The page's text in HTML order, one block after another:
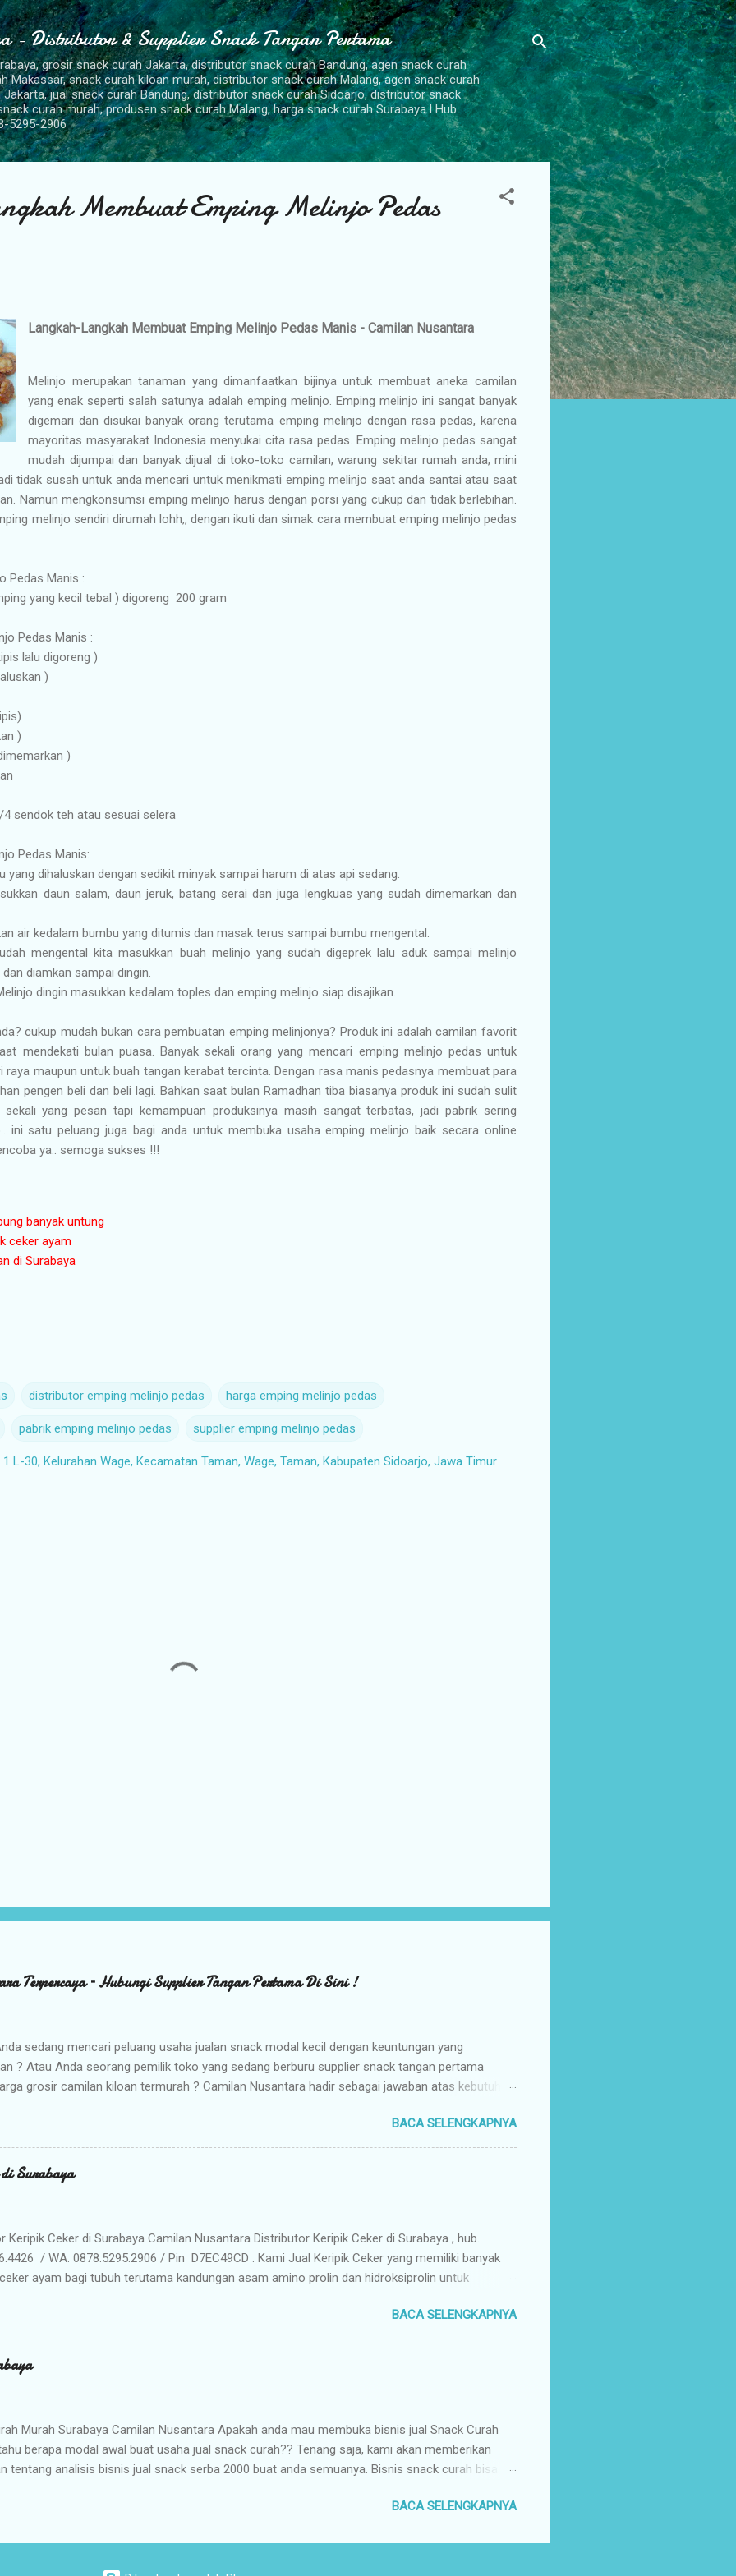
Langsung ke konten utama
- Distributor & Supplier Snack Tangan Pertama
grosir snack curah Jakarta, distributor snack curah Bandung, agen snack curah
Makassar, snack curah kiloan murah, distributor snack curah Malang, agen snack curah
Jakarta, jual snack curah Bandung, distributor snack curah Sidoarjo, distributor snack
curah murah, produsen snack curah Malang, harga snack curah Surabaya l Hub.
5295-2906
Membuat Emping Melinjo Pedas
Langkah-Langkah Membuat Emping Melinjo Pedas Manis - Camilan Nusantara
Melinjo merupakan tanaman yang dimanfaatkan bijinya untuk membuat aneka camilan
yang enak seperti salah satunya adalah emping melinjo. Emping melinjo ini sangat banyak
digemari dan disukai banyak orang terutama emping melinjo dengan rasa pedas, karena
mayoritas masyarakat Indonesia menyukai cita rasa pedas. Emping melinjo pedas sangat
mudah dijumpai dan banyak dijual di toko-toko camilan, warung sekitar rumah anda, mini
tidak susah untuk anda mencari untuk menikmati emping melinjo saat anda santai atau saat
Namun mengkonsumsi emping melinjo harus dengan porsi yang cukup dan tidak berlebihan.
melinjo sendiri dirumah lohh,, dengan ikuti dan simak cara membuat emping melinjo pedas
Pedas Manis :
yang kecil tebal ) digoreng 200 gram
Pedas Manis :
lalu digoreng )
)
)
)
sendok teh atau sesuai selera
Pedas Manis:
yang dihaluskan dengan sedikit minyak sampai harum di atas api sedang.
daun salam, daun jeruk, batang serai dan juga lengkuas yang sudah dimemarkan dan
air kedalam bumbu yang ditumis dan masak terus sampai bumbu mengental.
mengental kita masukkan buah melinjo yang sudah digeprek lalu aduk sampai melinjo
diamkan sampai dingin.
dingin masukkan kedalam toples dan emping melinjo siap disajikan.
cukup mudah bukan cara pembuatan emping melinjonya? Produk ini adalah camilan favorit
mendekati bulan puasa. Banyak sekali orang yang mencari emping melinjo pedas untuk
maupun untuk buah tangan kerabat tercinta. Dengan rasa manis pedasnya membuat para
pengen beli dan beli lagi. Bahkan saat bulan Ramadhan tiba biasanya produk ini sudah sulit
sekali yang pesan tapi kemampuan produksinya masih sangat terbatas, jadi pabrik sering
ini satu peluang juga bagi anda untuk membuka usaha emping melinjo baik secara online
ya.. semoga sukses !!!
banyak untung
ceker ayam
di Surabaya
distributor emping melinjo pedas harga emping melinjo pedas
pabrik emping melinjo pedas supplier emping melinjo pedas
L-30, Kelurahan Wage, Kecamatan Taman, Wage, Taman, Kabupaten Sidoarjo, Jawa Timur
Terpercaya – Hubungi Supplier Tangan Pertama Di Sini !
sedang mencari peluang usaha jualan snack modal kecil dengan keuntungan yang
? Atau Anda seorang pemilik toko yang sedang berburu supplier snack tangan pertama
grosir camilan kiloan termurah ? Camilan Nusantara hadir sebagai jawaban atas kebutuhan
dan camilan kering berkualitas premium langsung dari gudang pusat (tangan pertama).
Camilan Nusantara sebagai Mitra Bisnis Anda ? Harga Grosir Tangan Pertama : Karena
distributor utama, Anda mendapatkan jaminan harga termurah untuk memaksimalkan margin
Anda saat dijual kembali. Kualitas & Rasa Terjamin : Produk dikemas secara higienis, renyah,
BACA SELENGKAPNYA
Surabaya
Keripik Ceker di Surabaya Camilan Nusantara Distributor Keripik Ceker di Surabaya , hub.
/ WA. 0878.5295.2906 / Pin D7EC49CD . Kami Jual Keripik Ceker yang memiliki banyak
ayam bagi tubuh terutama kandungan asam amino prolin dan hidroksiprolin untuk
makanan ringan yang digoreng hingga krispi dan garing. Bumbu rempah-rempah yang
membuat rasa Keripik Ceker menjadi semakin menggoda. Rasa yang gurih dan renyah
Keripik Ceker bisa menjadi pilihan istimewa untuk oleh-oleh keluarga. Keripik ceker ayam
khas Surabaya dengan cita rasa yang enak dan tekstur yang renyah kriuk banget,
BACA SELENGKAPNYA
Murah Surabaya Camilan Nusantara Apakah anda mau membuka bisnis jual Snack Curah
berapa modal awal buat usaha jual snack curah?? Tenang saja, kami akan memberikan
tentang analisis bisnis jual snack serba 2000 buat anda semuanya. Bisnis snack curah bisa
tapi masih ada beberapa orang yang tak sensitif terhadap potensi serta prospek yang
karena takut rugi, maka diperlukan informasi yang cukup tentang langkah-langkah
usaha jajanan ini agar segala kendala dalam proses membuka dan mengoperasionalkan bisnis
BACA SELENGKAPNYA